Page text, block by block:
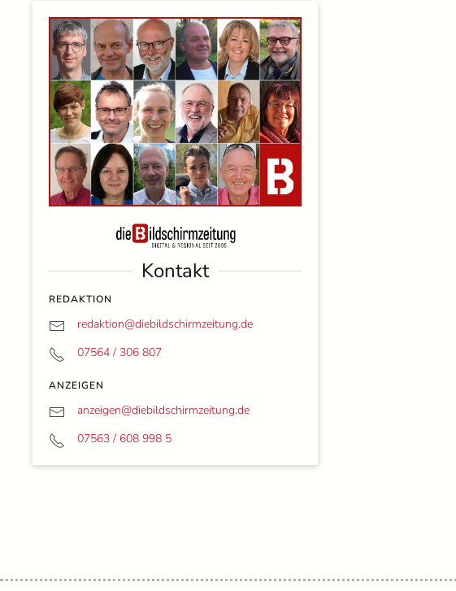
Kontakt
REDAKTION
redaktion@diebildschirmzeitung.de
07564 / 306 807
ANZEIGEN
anzeigen@diebildschirmzeitung.de
07563 / 608 998 5